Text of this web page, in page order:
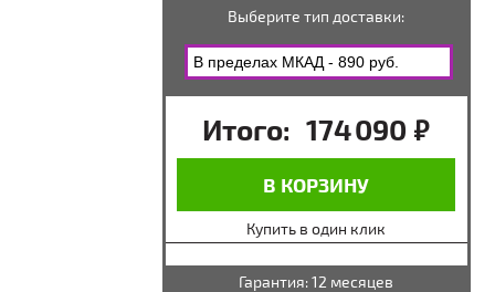
Выберите тип доставки:
Итого: 174 090 руб.
В КОРЗИНУ
Купить в один клик
Гарантия: 12 месяцев